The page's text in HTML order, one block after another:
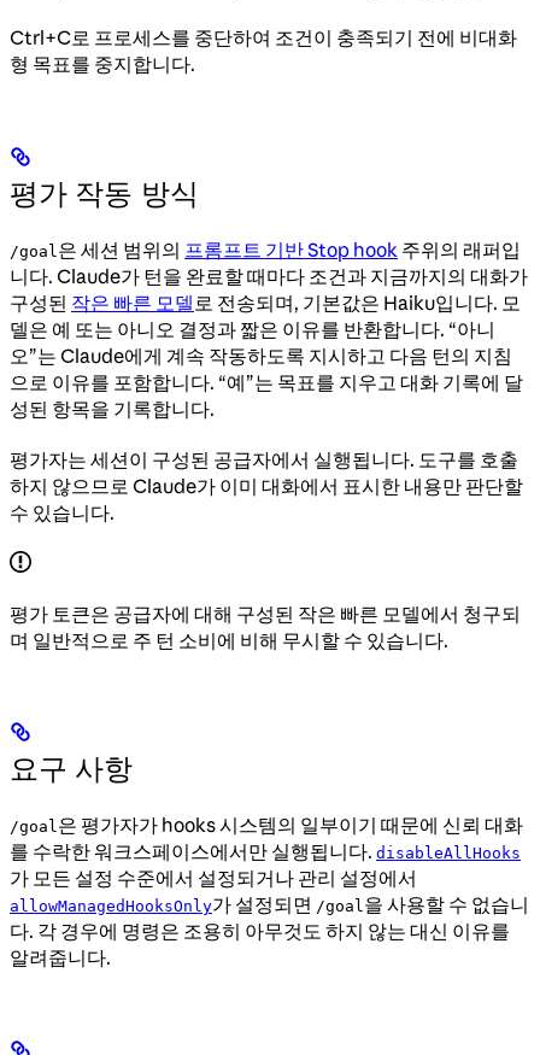
Ctrl+C로 프로세스를 중단하여 조건이 충족되기 전에 비대화
형 목표를 중지합니다.
평가 작동 방식
/goal 은 세션 범위의 프롬프트 기반 Stop hook 주위의 래퍼입
니다. Claude가 턴을 완료할 때마다 조건과 지금까지의 대화가
구성된 작은 빠른 모델 로 전송되며, 기본값은 Haiku입니다. 모
델은 예 또는 아니오 결정과 짧은 이유를 반환합니다. “아니
오”는 Claude에게 계속 작동하도록 지시하고 다음 턴의 지침
으로 이유를 포함합니다. “예”는 목표를 지우고 대화 기록에 달
성된 항목을 기록합니다.
평가자는 세션이 구성된 공급자에서 실행됩니다. 도구를 호출
하지 않으므로 Claude가 이미 대화에서 표시한 내용만 판단할
수 있습니다.
평가 토큰은 공급자에 대해 구성된 작은 빠른 모델에서 청구되
며 일반적으로 주 턴 소비에 비해 무시할 수 있습니다.
요구 사항
/goal은 평가자가 hooks 시스템의 일부이기 때문에 신뢰 대화
를 수락한 워크스페이스에서만 실행됩니다. disableAllHooks
가 모든 설정 수준에서 설정되거나 관리 설정에서
allowManagedHooksOnly가 설정되면 /goal을 사용할 수 없습니
다. 각 경우에 명령은 조용히 아무것도 하지 않는 대신 이유를
알려줍니다.